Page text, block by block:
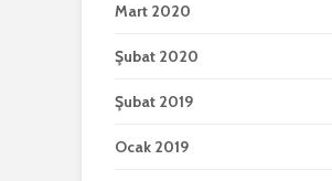
Mart 2020
Şubat 2020
Şubat 2019
Ocak 2019